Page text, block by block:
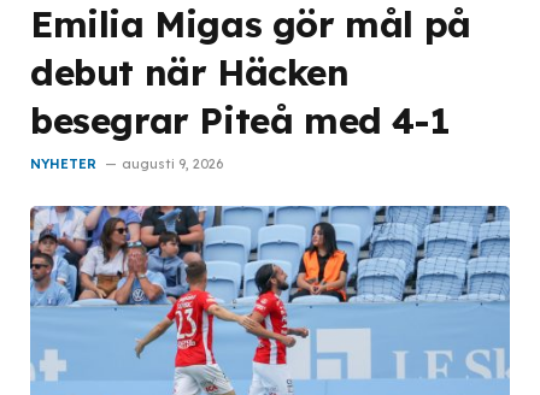
Emilia Migas gör mål på
debut när Häcken
besegrar Piteå med 4-1
NYHETER augusti 9, 2026